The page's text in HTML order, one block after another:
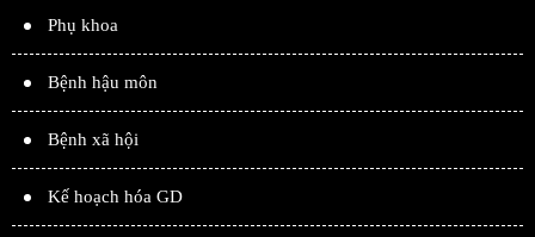
Phụ khoa
Bệnh hậu môn
Bệnh xã hội
Kế hoạch hóa GD